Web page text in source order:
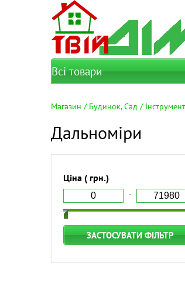
Всі товари
Магазин Будинок, Сад
Дальноміри
Ціна ( грн.)
ЗАСТОСУВАТИ ФІЛЬТР